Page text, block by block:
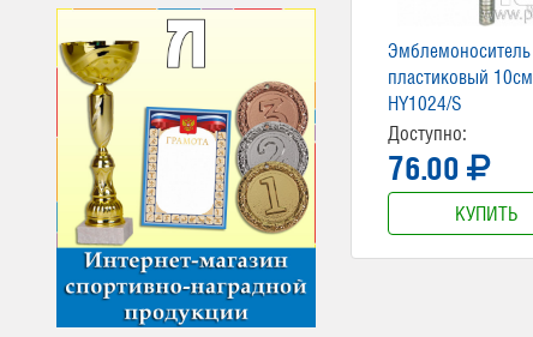
Эмблемоноситель
пластиковый 10см
HY1024/S
Доступно:
76.00
КУПИТЬ